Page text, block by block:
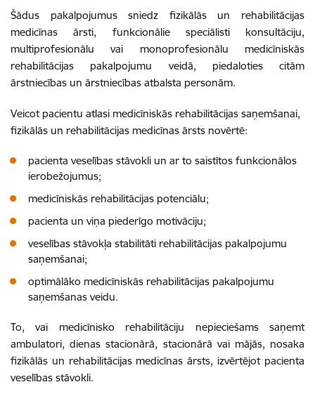
Šādus pakalpojumus sniedz fizikālās un rehabi­li­tācijas
medicīnas ārsti, funkcionālie speciālisti konsultāciju,
multiprofesionālu vai monoprofesionālu medicīniskās
rehabilitācijas pakalpo­jumu veidā, piedaloties citām
ārstniecības un ārstniecības atbalsta personām.
Veicot pacientu atlasi medicīniskās rehabilitācijas saņemšanai,
fizikālās un rehabilitācijas medicīnas ārsts novērtē:
pacienta veselības stāvokli un ar to saistītos funkcionālos
ierobežojumus;
medicīniskās rehabilitācijas potenciālu;
pacienta un viņa piederīgo motivāciju;
veselības stāvokļa stabilitāti rehabilitācijas pakalpojumu
saņemšanai;
optimālāko medicīniskās rehabilitācijas pakalpojumu
saņemšanas veidu.
To, vai medicīnisko rehabilitāciju nepieciešams saņemt
ambulatori, dienas stacionārā, stacionārā vai mājās, nosaka
fizikālās un rehabilitācijas medicīnas ārsts, izvērtējot pacienta
veselības stāvokli.